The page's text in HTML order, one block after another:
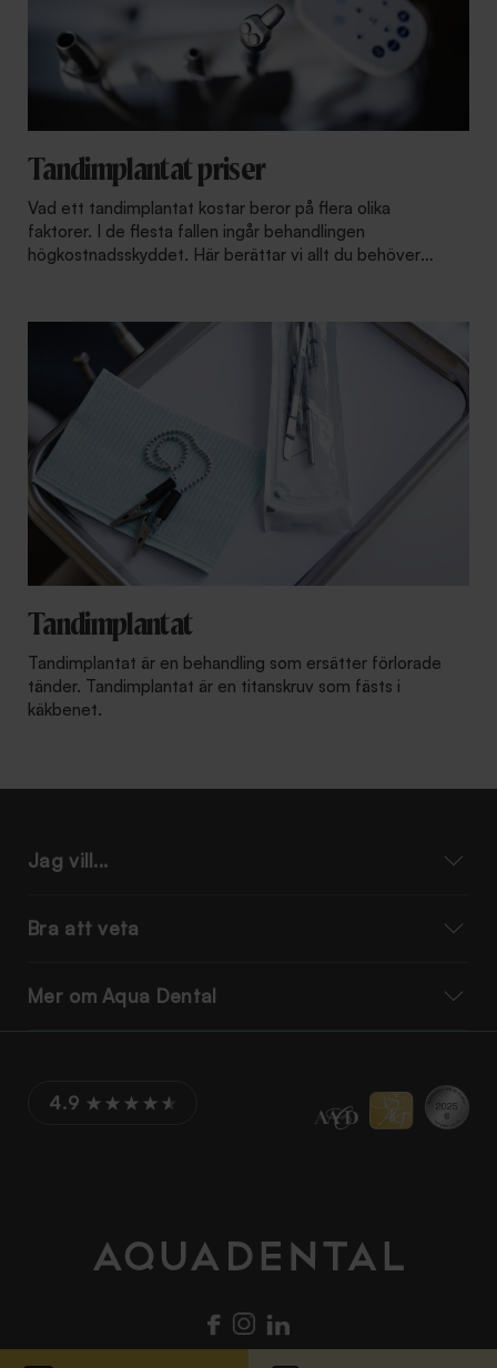
Tandimplantat priser
Vad ett tandimplantat kostar beror på flera olika
faktorer. I de flesta fallen ingår behandlingen
högkostnadsskyddet. Här berättar vi allt du behöver
Tandimplantat
Tandimplantat är en behandling som ersätter förlorade
tänder. Tandimplantat är en titanskruv som fästs i
käkbenet.
Jag vill...
Bra att veta
Mer om Aqua Dental
4.9